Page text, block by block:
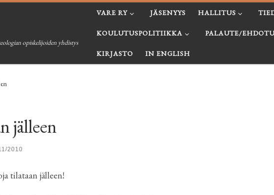
opiskelijoiden yhdistys
VARE RY JÄSENYYS HALLITUS
KOULUTUSPOLITIIKKA PALAUTE/
KIRJASTO IN ENGLISH
jälleen
2010
tilataan jälleen!